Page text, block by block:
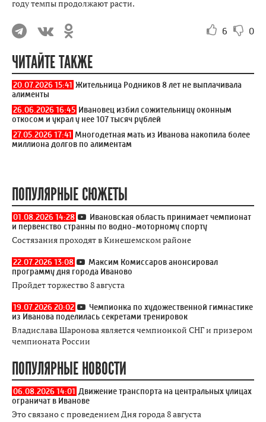
году темпы продолжают расти.
6 0
ЧИТАЙТЕ ТАКЖЕ
20.07.2026 15:41 Жительница Родников 8 лет не выплачивала
алименты
26.06.2026 16:45 Ивановец избил сожительницу оконным
откосом и украл у нее 107 тысяч рублей
27.05.2026 17:41 Многодетная мать из Иванова накопила более
миллиона долгов по алиментам
ПОПУЛЯРНЫЕ СЮЖЕТЫ
01.08.2026 14:28
Ивановская область принимает чемпионат
и первенство странны по водно-моторному спорту
Состязания проходят в Кинешемском районе
22.07.2026 13:08
Максим Комиссаров анонсировал
программу дня города Иваново
Пройдет торжество 8 августа
19.07.2026 20:02
Чемпионка по художественной гимнастике
из Иванова поделилась секретами тренировок
Владислава Шаронова является чемпионкой СНГ и призером
чемпионата России
ПОПУЛЯРНЫЕ НОВОСТИ
06.08.2026 14:01 Движение транспорта на центральных улицах
ограничат в Иванове
Это связано с проведением Дня города 8 августа